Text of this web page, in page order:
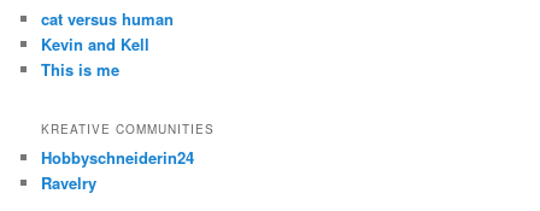
cat versus human
Kevin and Kell
This is me
KREATIVE COMMUNITIES
Hobbyschneiderin24
Ravelry